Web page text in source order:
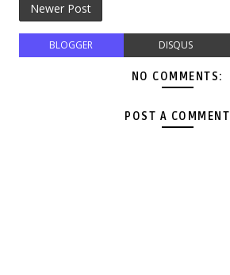
Newer Post
BLOGGER DISQUS
NO COMMENTS:
POST A COMMENT